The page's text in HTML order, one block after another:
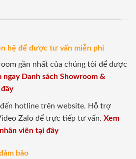
hệ để được tư vấn miễn phí
gần nhất của chúng tôi để được
ngay Danh sách Showroom &
hotline trên website. Hỗ trợ
Zalo để trực tiếp tư vấn. Xem
viên tại đây
bảo